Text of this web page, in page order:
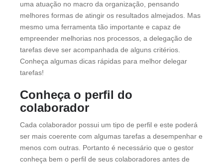
uma atuação no macro da organização, pensando
melhores formas de atingir os resultados almejados. Mas
mesmo uma ferramenta tão importante e capaz de
empreender melhorias nos processos, a delegação de
tarefas deve ser acompanhada de alguns critérios.
Conheça algumas dicas rápidas para melhor delegar
tarefas!
Conheça o perfil do
colaborador
Cada colaborador possui um tipo de perfil e este poderá
ser mais coerente com algumas tarefas a desempenhar e
menos com outras. Portanto é necessário que o gestor
conheça bem o perfil de seus colaboradores antes de